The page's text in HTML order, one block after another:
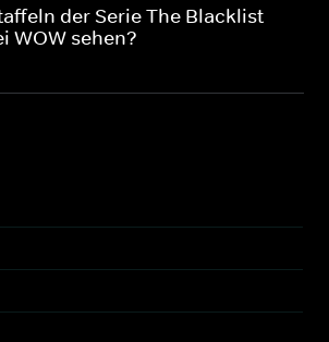
der Serie The Blacklist
WOW sehen?